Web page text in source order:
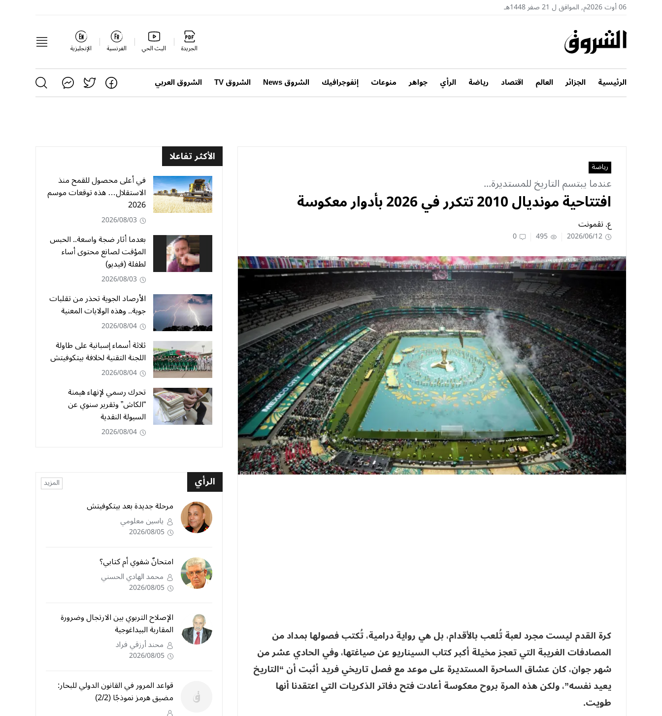
06 أوت 2026م, الموافق ل 21 صفر 1448هـ
الجريدة البث الحي الفرنسية الإنجليزية
الرئيسية الجزائر العالم اقتصاد رياضة الرأي جواهر منوعات إنفوجرافيك الشروق News الشروق TV الشروق العربي
رياضة
عندما يبتسم التاريخ للمستديرة...
افتتاحية مونديال 2010 تتكرر في 2026 بأدوار معكوسة
ع. تڤمونت
2026/06/12
495
0
كرة القدم ليست مجرد لعبة تُلعب بالأقدام، بل هي رواية درامية، تُكتب فصولها بمداد من
المصادفات الغريبة التي تعجز مخيلة أكبر كتاب السيناريو عن صياغتها، وفي الحادي عشر من
شهر جوان، كان عشاق الساحرة المستديرة على موعد مع فصل تاريخي فريد أثبت أن “التاريخ
يعيد نفسه”، ولكن هذه المرة بروح معكوسة أعادت فتح دفاتر الذكريات التي اعتقدنا أنها
طويت.
الأكثر تفاعلا
في أعلى محصول للقمح منذ
الاستقلال… هذه توقعات موسم
2026
2026/08/03
بعدما أثار ضجة واسعة.. الحبس
المؤقت لصانع محتوى أساء
لطفلة (فيديو)
2026/08/03
الأرصاد الجوية تحذر من تقلبات
جوية.. وهذه الولايات المعنية
2026/08/04
ثلاثة أسماء إسبانية على طاولة
اللجنة التقنية لخلافة بيتكوفيتش
2026/08/04
تحرك رسمي لإنهاء هيمنة
“الكاش” وتقرير سنوي عن
السيولة النقدية
2026/08/04
الرأي المزيد
مرحلة جديدة بعد بيتكوفيتش
ياسين معلومي
2026/08/05
امتحانٌ شفوي أم كتابي؟
محمد الهادي الحسني
2026/08/05
الإصلاح التربوي بين الارتجال وضرورة
المقاربة البيداغوجية
محند أرزقي فراد
2026/08/05
قواعد المرور في القانون الدولي للبحار:
مضيق هرمز نموذجًا (2/2)